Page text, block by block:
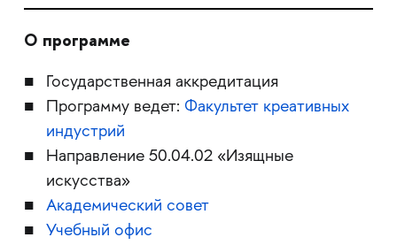
О программе
Государственная аккредитация
Программу ведет: Факультет креативных
индустрий
Направление 50.04.02 «Изящные
искусства»
Академический совет
Учебный офис